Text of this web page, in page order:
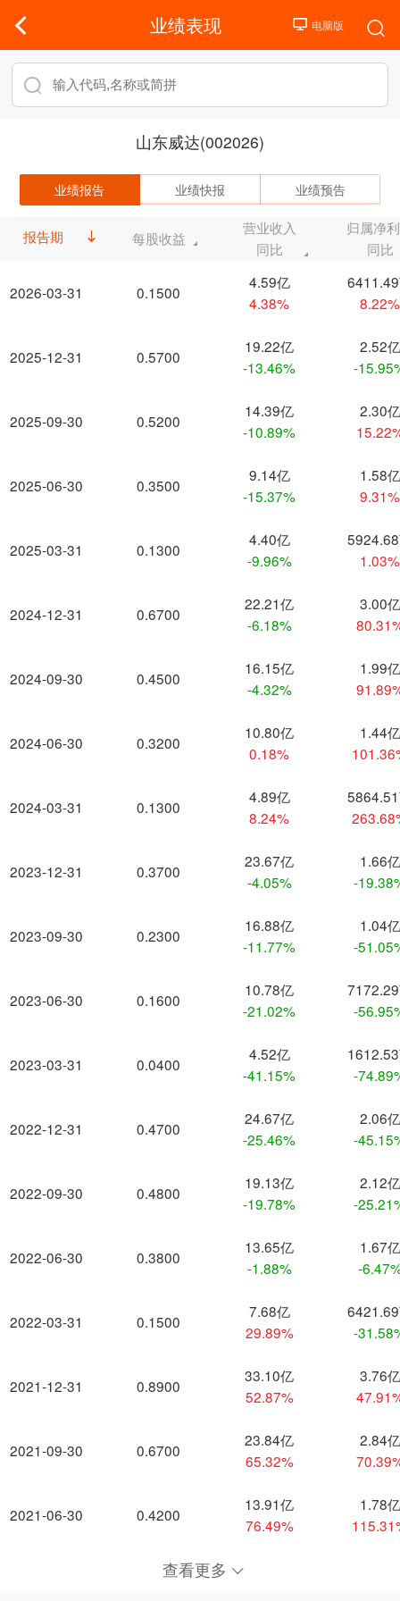
业绩表现
山东威达(002026)
业绩报告 业绩快报 业绩预告
报告期
2026-03-31
2025-12-31
2025-09-30
2025-06-30
2025-03-31
2024-12-31
2024-09-30
2024-06-30
2024-03-31
2023-12-31
2023-09-30
2023-06-30
2023-03-31
2022-12-31
2022-09-30
2022-06-30
2022-03-31
2021-12-31
2021-09-30
2021-06-30
每股收益
营业收入
同比
归属净
同比
0.1500
4.59亿
4.38%
8.22%
0.5700
19.22亿
-13.46%
2.52亿
-
0.5200
14.39亿
-10.89%
2.30亿
0.3500
9.14亿
-15.37%
1.58亿
9.31%
0.1300
4.40亿
-9.96%
1.03%
0.6700
22.21亿
-6.18%
3.00亿
0.4500
16.15亿
-4.32%
1.99亿
0.3200
10.80亿
0.18%
1.44亿
0.1300
4.89亿
8.24%
0.3700
23.67亿
-4.05%
1.66亿
-
0.2300
16.88亿
-11.77%
1.04亿
-
0.1600
10.78亿
-21.02%
-
0.0400
4.52亿
-41.15%
-
0.4700
24.67亿
-25.46%
2.06亿
-
0.4800
19.13亿
-19.78%
2.12亿
-
0.3800
13.65亿
-1.88%
1.67亿
-
0.1500
7.68亿
29.89%
-
0.8900
33.10亿
52.87%
3.76亿
0.6700
23.84亿
65.32%
2.84亿
0.4200
13.91亿
76.49%
1.78亿
查看更多